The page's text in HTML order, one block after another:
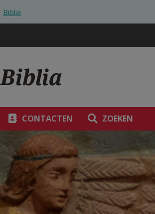
Biblia
Biblia
CONTACTEN ZOEKEN